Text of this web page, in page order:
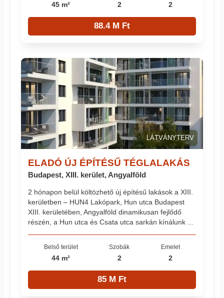
45 m² 2 2
88.4 M Ft
LÁTVÁNYTERV
ELADÓ ÚJ ÉPÍTÉSŰ TÉGLALAKÁS
Budapest, XIII. kerület, Angyalföld
2 hónapon belül költözhető új építésű lakások a XIII.
kerületben – HUN4 Lakópark, Hun utca Budapest
XIII. kerületében, Angyalföld dinamikusan fejlődő
részén, a Hun utca és Csata utca sarkán kínálunk ...
Belső terület
44 m²
Szobák
2
Emelet
2
85 M Ft